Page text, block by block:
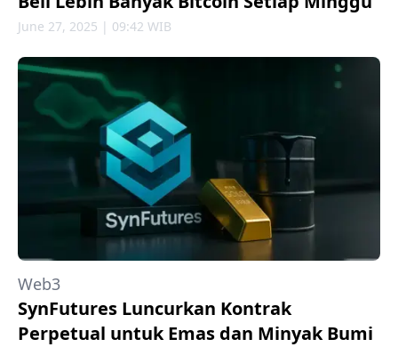
June 27, 2025 | 09:42 WIB
Web3
SynFutures Luncurkan Kontrak
Perpetual untuk Emas dan Minyak Bumi